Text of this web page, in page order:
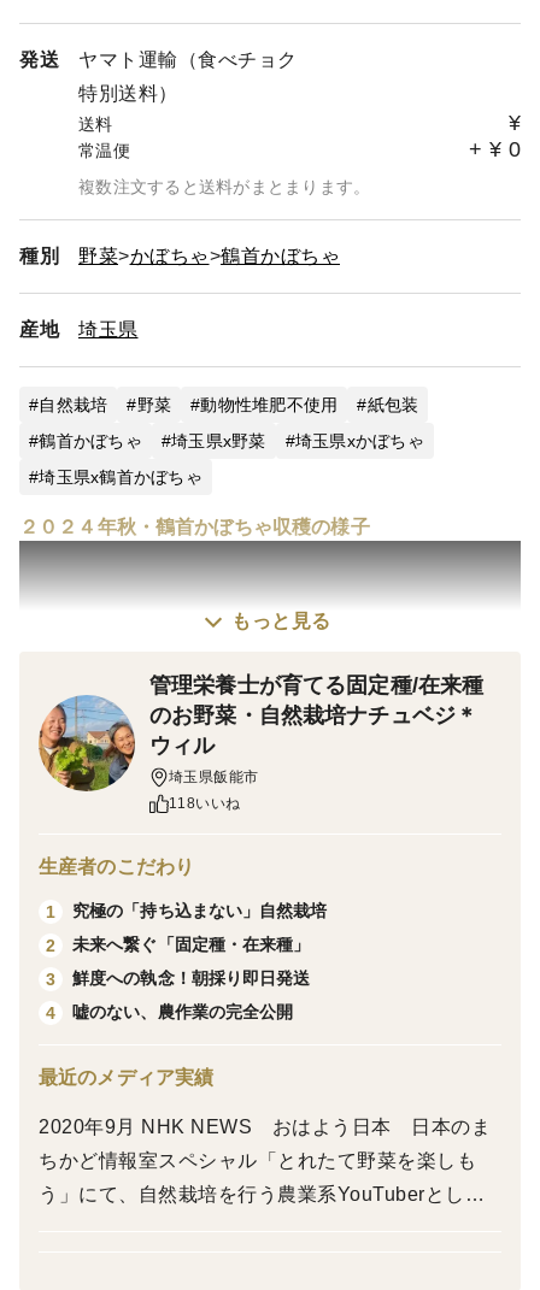
お昼の１２時までのご注文で翌日発送します
（例：１月１日午前受注→１月２日発送→１月３日お
⚠️ただし、関西以西・北海道の方は翌々日お届けになり
ます
１日に発送できる数には上限があります
出荷可能の場合、その限りではありません
発送
ヤマト運輸（食べチョク
特別送料）
送料 ¥
常温便 + ¥ 0
複数注文すると送料がまとまります。
種別 野菜 かぼちゃ 鶴首かぼちゃ
産地 埼玉県
自然栽培 野菜 動物性堆肥不使用
紙包装
鶴首かぼちゃ
埼玉県x野菜
埼玉県xかぼちゃ
埼玉県x鶴首かぼちゃ
２０２４年秋・鶴首かぼちゃ収穫の様子
＊とろりと美味しい濃厚な甘さ（離乳食にも👶）
＊愛知の伝統品種『鶴首かぼちゃ』です
りません（画像５枚目）
＊おすすめ料理（１個のカボチャで食感が変わります）
実の上の方＝やや柔らかめ→ソテーに
下の方＝クリーミー→ポタージュや製菓に
⚠️皮は硬いので剥いてお使いください
す ご了承ください
＊重量３kg以上２〜３本のお届けです（重量優先）
＊自然栽培・固定種野菜の特性上、形や大きさにばらつ
きがあります
もっと見る
管理栄養士が育てる固定種/在来種
のお野菜・自然栽培ナチュベジ＊
ウィル
埼玉県飯能市
118いいね
生産者のこだわり
1
究極の「持ち込まない」自然栽培
2
未来へ繋ぐ「固定種・在来種」
3
鮮度への執念！朝採り即日発送
4
嘘のない、農作業の完全公開
最近のメディア実績
2020年9月 NHK NEWS おはよう日本 日本のま
ちかど情報室スペシャル「とれたて野菜を楽しも
う」にて、自然栽培を行う農業系YouTuberとして